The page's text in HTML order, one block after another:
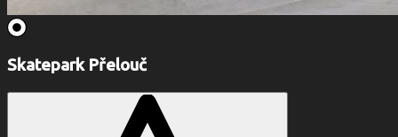
Skatepark Přelouč